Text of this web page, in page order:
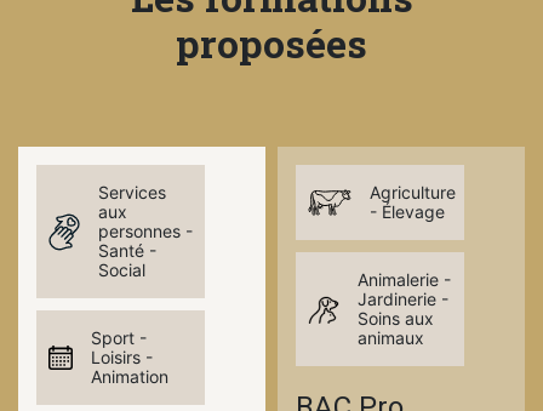
proposées
Services
aux
personnes -
Santé -
Social
Sport -
Loisirs -
Animation
Agriculture
- Élevage
Animalerie -
Jardinerie -
Soins aux
animaux